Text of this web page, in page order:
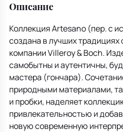
Описание
Коллекция Artesano (пер. с
создана в лучших
компании Villeroy & Boch.
самобытны и аутентичны,
мастера (гончара).
природными материалами,
и пробки, наделяет
привлекательностью и
новую современную